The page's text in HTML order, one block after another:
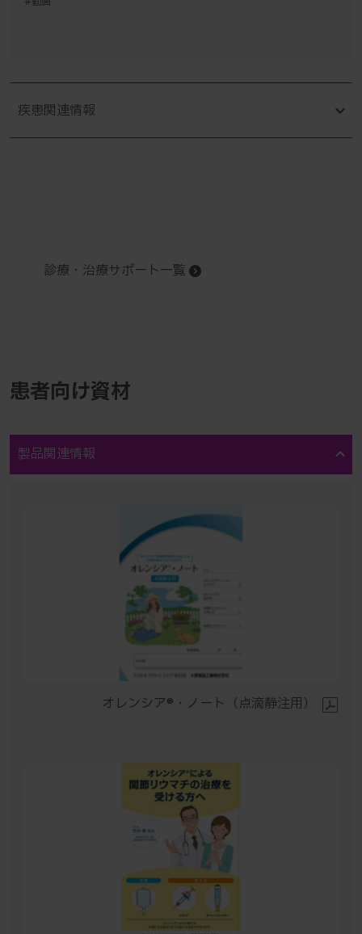
疾患関連情報
診療・治療サポート一覧
患者向け資材
製品関連情報
オレンシア®・ノート（点滴静注用）